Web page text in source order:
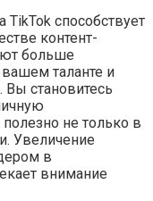
TikTok способствует
контент-
больше
вашем таланте и
Вы становитесь
не только в
Увеличение
в
внимание